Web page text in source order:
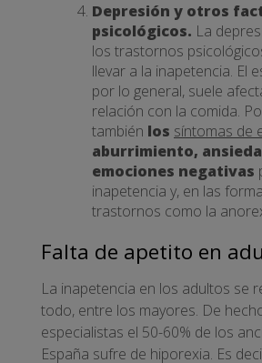
Depresión y otros
psicológicos. La
los trastornos
llevar a la inapetencia. El
por lo general, suele
relación con la comida.
también los síntomas de
aburrimiento,
emociones negativas
inapetencia y, en las
trastornos como la
Falta de apetito en
La inapetencia en los adultos se
todo, entre los mayores. De
especialistas el 50-60% de los
España sufre de hiporexia. Es